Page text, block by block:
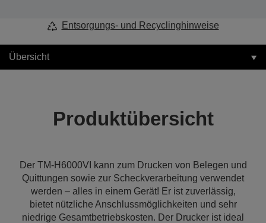
Entsorgungs- und Recyclinghinweise
Übersicht
Produktübersicht
Der TM-H6000VI kann zum Drucken von Belegen und
Quittungen sowie zur Scheckverarbeitung verwendet
werden – alles in einem Gerät! Er ist zuverlässig,
bietet nützliche Anschlussmöglichkeiten und sehr
niedrige Gesamtbetriebskosten. Der Drucker ist ideal